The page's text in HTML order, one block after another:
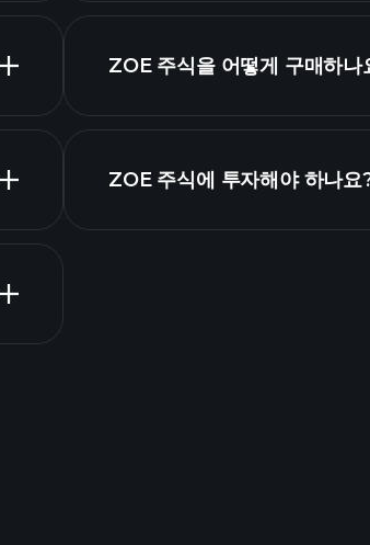
ZOE 주식을 어떻게 구매하나
ZOE 주식에 투자해야 하나요